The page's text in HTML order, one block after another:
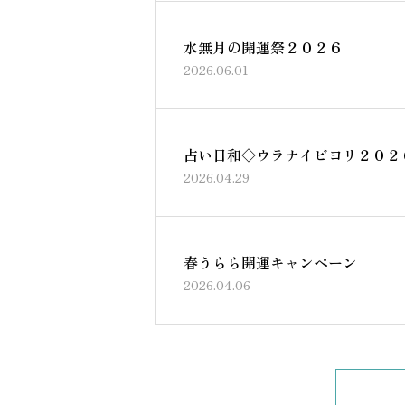
水無月の開運祭２０２６
2026.06.01
占い日和◇ウラナイビヨリ２０２
2026.04.29
春うらら開運キャンペーン
2026.04.06